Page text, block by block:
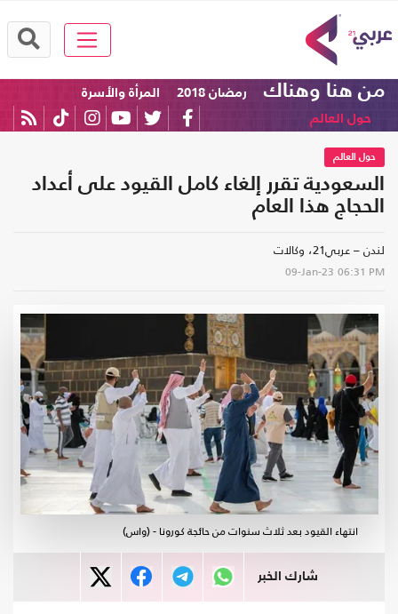
من هنا وهناك رمضان 2018
المرأة والأسرة
حول العالم
حول العالم
السعودية تقرر إلغاء كامل القيود على أعداد
الحجاج هذا العام
لندن – عربي21، وكالات
09-Jan-23 06:31 PM
انتهاء القيود بعد ثلاث سنوات من حائجة كورونا - (واس)
شارك الخبر